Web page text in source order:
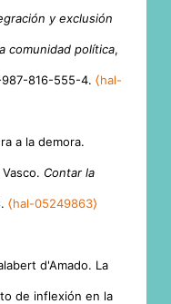
y exclusión
comunidad política,
816-555-4. ⟨hal-
a la demora.
Contar la
⟨hal-05249863⟩
d'Amado. La
de inflexión en la